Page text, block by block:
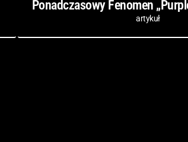
Ponadczasowy Fenomen
artykuł